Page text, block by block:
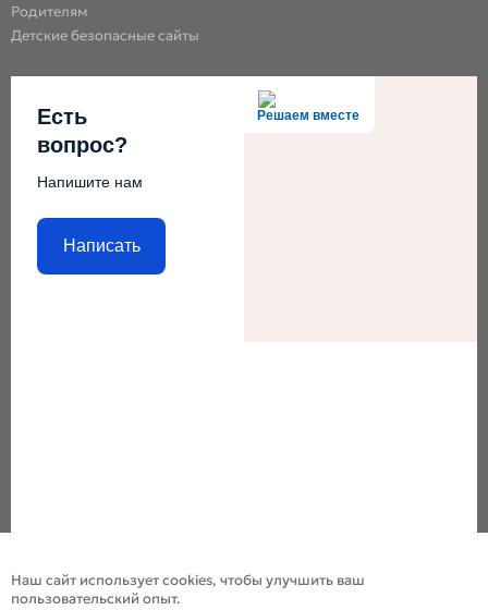
Родителям
Детские безопасные сайты
Решаем вместе
Есть
вопрос?
Напишите нам
Написать
Наш сайт использует cookies, чтобы улучшить ваш
пользовательский опыт.